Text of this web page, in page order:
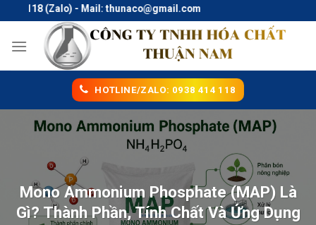
to
content
(Zalo) - Mail: thunaco@gmail.com
HOTLINE/ZALO: 0938 414 118
Mono Ammonium Phosphate (MAP) Là
Gì? Thành Phần, Tính Chất Và Ứng Dụng